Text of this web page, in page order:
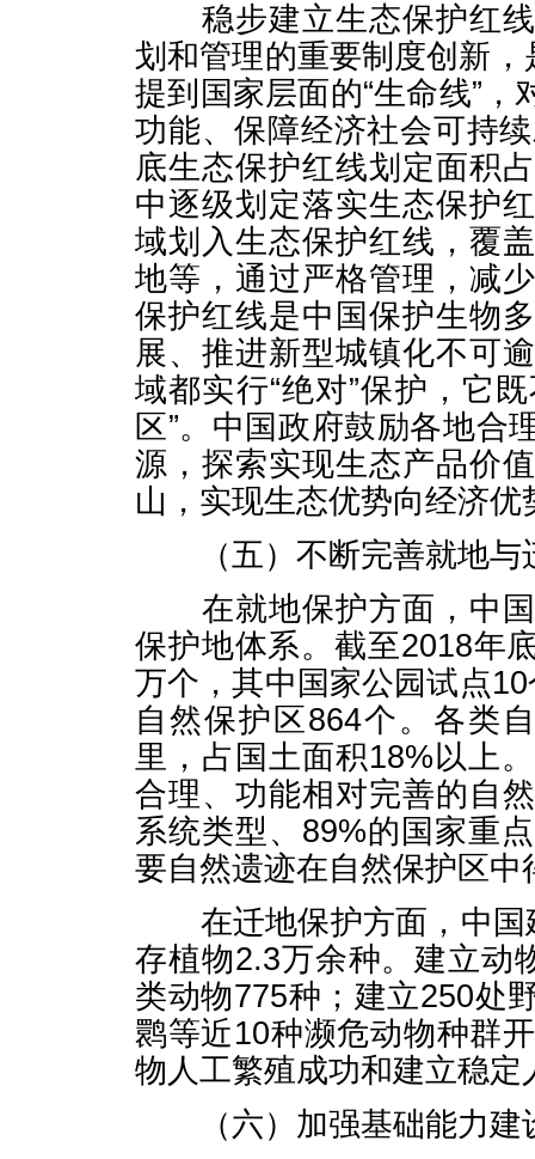
稳步建立生态保护红线
划和管理的重要制度创新，
提到国家层面的“生命线”
功能、保障经济社会可持
底生态保护红线划定面积
中逐级划定落实生态保护
域划入生态保护红线，覆
地等，通过严格管理，减
保护红线是中国保护生物
展、推进新型城镇化不可
域都实行“绝对”保护，它
区”。中国政府鼓励各地合
源，探索实现生态产品价
山，实现生态优势向经济优
（五）不断完善就地与
在就地保护方面，中国
保护地体系。截至2018年
万个，其中国家公园试点
自然保护区864个。各类
里，占国土面积18%以上
合理、功能相对完善的自
系统类型、89%的国家重
要自然遗迹在自然保护区中
在迁地保护方面，中国
存植物2.3万余种。建立动
类动物775种；建立250处
鹮等近10种濒危动物种群
物人工繁殖成功和建立稳定
（六）加强基础能力建